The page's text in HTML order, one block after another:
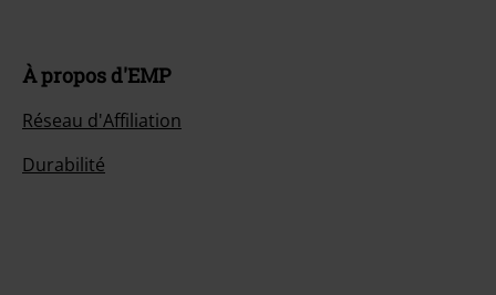
À propos d'EMP
Réseau d'Affiliation
Durabilité